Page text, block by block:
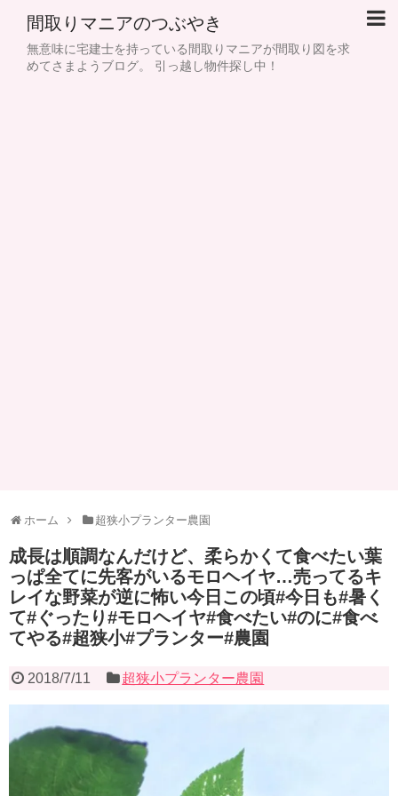
間取りマニアのつぶやき
無意味に宅建士を持っている間取りマニアが間取り図を求
めてさまようブログ。 引っ越し物件探し中！
ホーム 超狭小プランター農園
成長は順調なんだけど、柔らかくて食べたい葉
っぱ全てに先客がいるモロヘイヤ…売ってるキ
レイな野菜が逆に怖い今日この頃#今日も#暑く
て#ぐったり#モロヘイヤ#食べたい#のに#食べ
てやる#超狭小#プランター#農園
2018/7/11 超狭小プランター農園